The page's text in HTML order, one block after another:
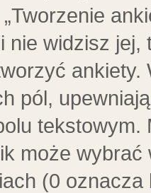
nie widzisz
ankiety.
pól,
może
(0